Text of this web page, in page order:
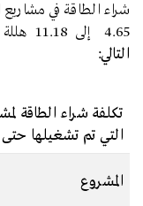
شراء الطاقة في مشاريع
4.65 إلى 11.18 هللة لكل كيلوواط ساعة،
التالي:
تكلفة شراء الطاقة
التي تم تشغيلها حتى
المشروع